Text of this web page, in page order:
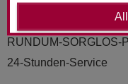
RUND­UM-SORG­LOS-
24-Stunden-Service